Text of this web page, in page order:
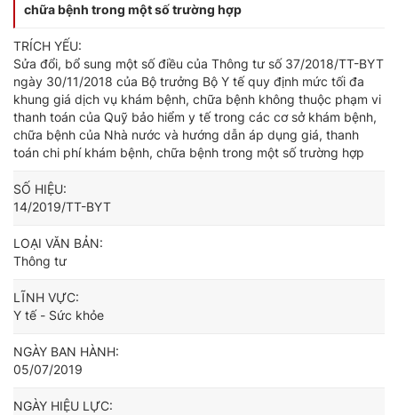
chữa bệnh trong một số trường hợp
TRÍCH YẾU:
Sửa đổi, bổ sung một số điều của Thông tư số 37/2018/TT-BYT
ngày 30/11/2018 của Bộ trưởng Bộ Y tế quy định mức tối đa
khung giá dịch vụ khám bệnh, chữa bệnh không thuộc phạm vi
thanh toán của Quỹ bảo hiểm y tế trong các cơ sở khám bệnh,
chữa bệnh của Nhà nước và hướng dẫn áp dụng giá, thanh
toán chi phí khám bệnh, chữa bệnh trong một số trường hợp
SỐ HIỆU:
14/2019/TT-BYT
LOẠI VĂN BẢN:
Thông tư
LĨNH VỰC:
Y tế - Sức khỏe
NGÀY BAN HÀNH:
05/07/2019
NGÀY HIỆU LỰC: